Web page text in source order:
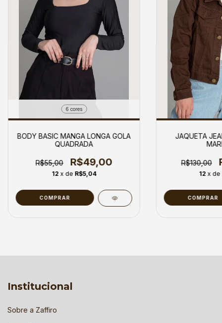
6 cores
BODY BASIC MANGA LONGA GOLA
QUADRADA
R$55,00 R$49,00
12 x de R$5,04
COMPRAR
JAQUETA
R$130,00
12 x de
COMPRAR
Institucional
Sobre a Zaffiro